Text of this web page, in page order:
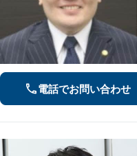
電話でお問い合わせ